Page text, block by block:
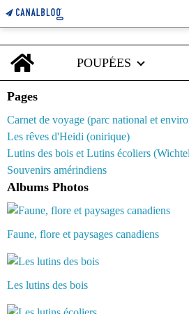
Home
POUPÉES
Pages
Carnet de voyage (parc national et
Les rêves d'Heidi (onirique)
Lutins des bois et Lutins écoliers
Souvenirs amérindiens
Albums Photos
Faune, flore et paysages canadiens
Les lutins des bois